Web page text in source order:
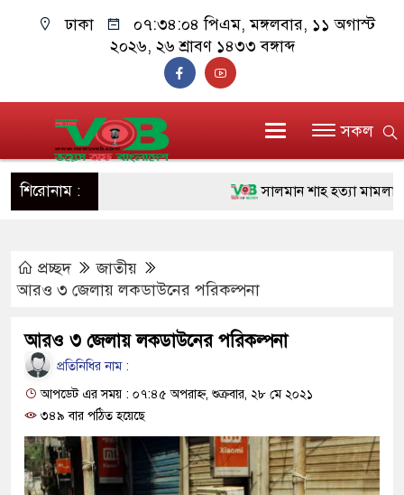
ঢাকা ০৭:৩৪:০৫ পিএম, মঙ্গলবার, ১১ অগাস্ট
২০২৬, ২৬ শ্রাবণ ১৪৩৩ বঙ্গাব্দ
সকল
শিরোনাম : সালমান শাহ হত্যা মামলার
রিকশা
ফ্যাসিবাদবিরোধী আন্দোলনে
প্রচ্ছদ
জাতীয়
আরও ৩ জেলায় লকডাউনের পরিকল্পনা
আরও ৩ জেলায় লকডাউনের পরিকল্পনা
প্রতিনিধির নাম :
আপডেট এর সময় : ০৭:৪৫ অপরাহ্ন, শুক্রবার, ২৮ মে ২০২১
৩৪৯ বার পঠিত হয়েছে